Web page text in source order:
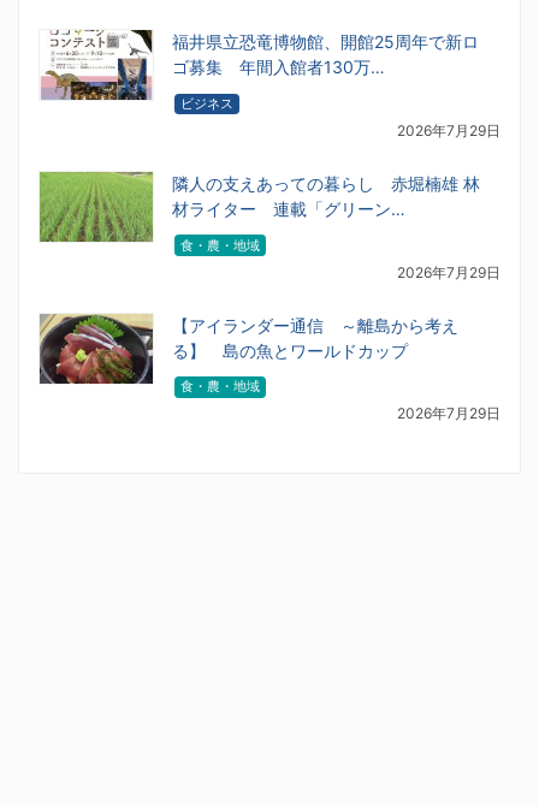
福井県立恐竜博物館、開館25周年で新ロ
ゴ募集 年間入館者130万…
ビジネス
2026年7月29日
隣人の支えあっての暮らし 赤堀楠雄 林
材ライター 連載「グリーン…
食・農・地域
2026年7月29日
【アイランダー通信 ～離島から考え
る】 島の魚とワールドカップ
食・農・地域
2026年7月29日